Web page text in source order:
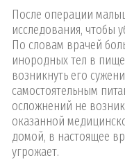
После операции
исследования, чтобы
По словам врачей
инородных тел в
возникнуть его
самостоятельным
осложнений не
оказанной
домой, в настоящее
угрожает.